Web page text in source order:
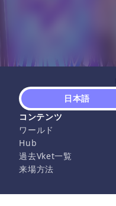
日本語
コンテンツ
ワールド
Hub
過去Vket一覧
来場方法